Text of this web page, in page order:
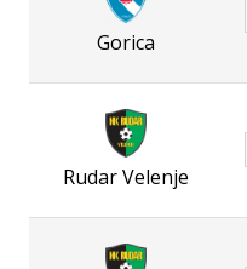
Gorica
Rudar Velenje